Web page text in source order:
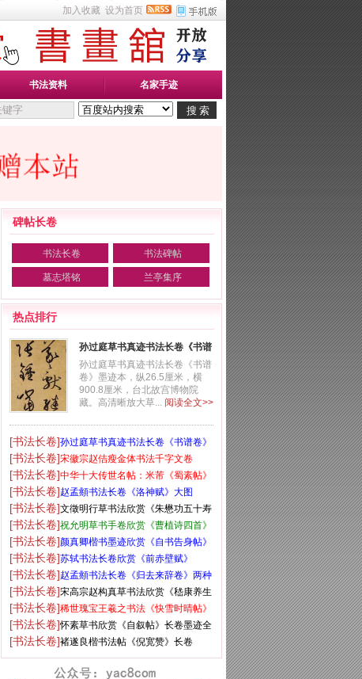
加入收藏 设为首页
书法资料 名家手迹
碑帖长卷
书法长卷 书法碑帖
墓志塔铭 兰亭集序
热点排行
孙过庭草书真迹书法长卷《书谱
卷》高清大图
孙过庭草书真迹书法长卷《书谱
卷》墨迹本，纵26.5厘米，横
900.8厘米，台北故宫博物院
藏。高清晰放大草... 阅读全文>>
[书法长卷]孙过庭草书真迹书法长卷《书谱卷》
高清大图
[书法长卷]宋徽宗赵佶瘦金体书法千字文卷
[书法长卷]中华十大传世名帖：米芾《蜀素帖》
大图
[书法长卷]赵孟頫书法长卷《洛神赋》大图
[书法长卷]文徵明行草书法欣赏《朱懋功五十寿
颂卷》
[书法长卷]祝允明草书手卷欣赏《曹植诗四首》
高清大图
[书法长卷]颜真卿楷书墨迹欣赏《自书告身帖》
[书法长卷]苏轼书法长卷欣赏《前赤壁赋》
[书法长卷]赵孟頫书法长卷《归去来辞卷》两种
[书法长卷]宋高宗赵构真草书法欣赏《嵇康养生
论卷》
[书法长卷]稀世瑰宝王羲之书法《快雪时晴帖》
全卷
[书法长卷]怀素草书欣赏《自叙帖》长卷墨迹全
图
[书法长卷]褚遂良楷书法帖《倪宽赞》长卷